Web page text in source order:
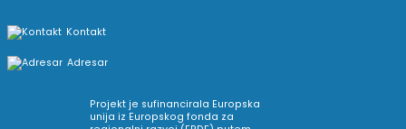
Kontakt
Adresar
Projekt je sufinancirala Europska
unija iz Europskog fonda za